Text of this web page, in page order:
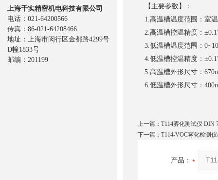
【主要参数】：
1.高温槽温度范围：室
2.高温槽控温精度：
3.低温槽温度范围：
4.低温槽控温精度：
5.高温槽外形尺寸：
6.低温槽外形尺寸：
上一篇： T114雾化测试仪 DIN
下一篇： T114-VOC雾化检测
产品：
上海千实精密机电科技有限公司
电话：021-64200566
传真：86-021-64208466
地址：上海市闵行区金都路4299号
D幢1833号
邮编：201199